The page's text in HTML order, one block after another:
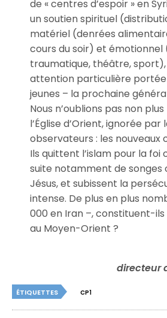
de « centres d’espoir » en
un soutien spirituel
matériel (denrées
cours du soir) et
traumatique, théâtre,
attention particulière portée
jeunes – la prochaine
Nous n’oublions pas non
l’Église d’Orient, ignorée
observateurs : les nouveaux
Ils quittent l’islam pour la foi
suite notamment de songes
Jésus, et subissent la
intense. De plus en plus
000 en Iran –, constituent-ils
au Moyen-Orient ?
directeur
ÉTIQUETTES CP1